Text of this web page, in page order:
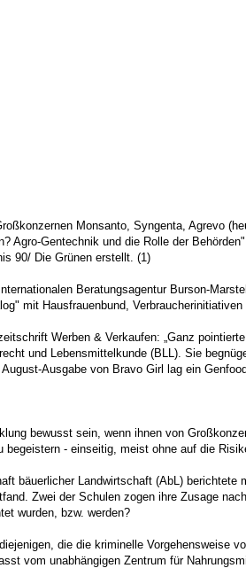
Monsanto, Syngenta, Agrevo
Agro-Gentechnik und die Rolle der
90/ Die Grünen erstellt. (1)
Beratungsagentur Burson-
mit Hausfrauenbund,
Werben & Verkaufen: „Ganz
und Lebensmittelkunde (BLL). Sie
Ausgabe von Bravo Girl lag ein
bewusst sein, wenn ihnen von
begeistern - einseitig, meist ohne auf die
bäuerlicher Landwirtschaft (AbL)
Zwei der Schulen zogen ihre Zusage
wurden, bzw. werden?
die die kriminelle Vorgehensweise
vom unabhängigen Zentrum für